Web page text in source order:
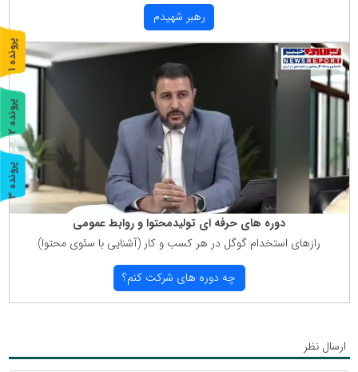
رهبر شهیدم
دوره های حرفه ای تولیدمحتوا و روابط عمومی
رازهای استخدام گوگل در هر كسب و كار (آشنایی با سئوی محتوا)
چه دوره های شركت كنم؟
ارسال نظر
پ
ر
و
ن
د
ه
1
پ
ر
و
ن
د
ه
2
پ
ر
و
ن
د
ه
3